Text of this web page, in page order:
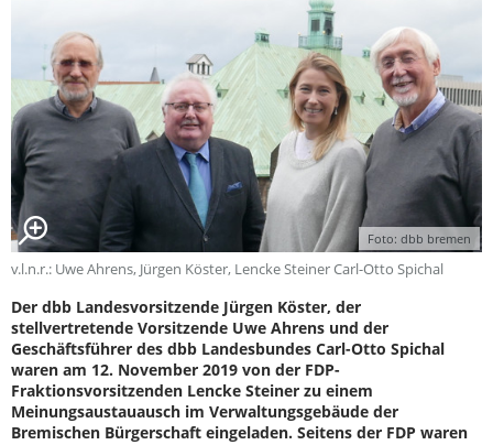
Foto: dbb bremen
v.l.n.r.: Uwe Ahrens, Jürgen Köster, Lencke Steiner Carl-Otto Spichal
Der dbb Landesvorsitzende Jürgen Köster, der
stellvertretende Vorsitzende Uwe Ahrens und der
Geschäftsführer des dbb Landesbundes Carl-Otto Spichal
waren am 12. November 2019 von der FDP-
Fraktionsvorsitzenden Lencke Steiner zu einem
Meinungsaustauausch im Verwaltungsgebäude der
Bremischen Bürgerschaft eingeladen. Seitens der FDP waren